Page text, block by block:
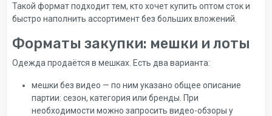
Такой формат подходит тем, кто хочет купить оптом сток и
быстро наполнить ассортимент без больших вложений.
Форматы закупки: мешки и лоты
Одежда продаётся в мешках. Есть два варианта:
мешки без видео — по ним указано общее описание
партии: сезон, категория или бренды. При
необходимости можно запросить видео-обзоры у